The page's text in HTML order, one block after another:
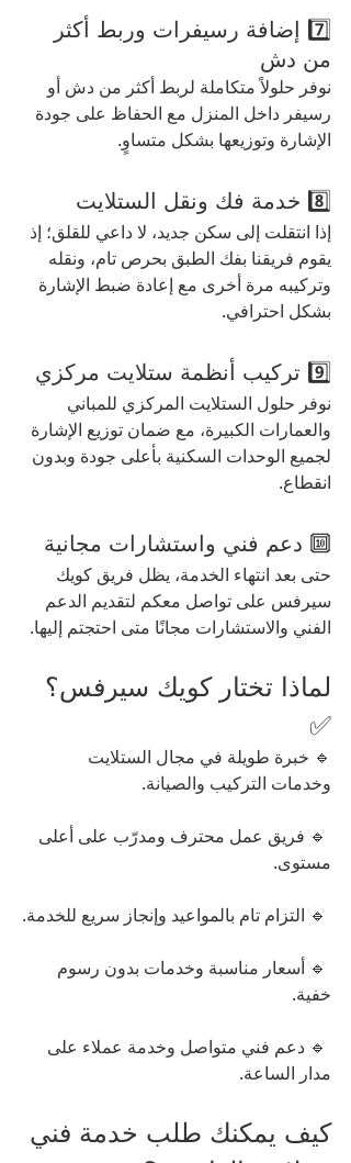
7️⃣ إضافة رسيفرات وربط أكثر
من دش
نوفر حلولاً متكاملة لربط أكثر من دش أو
رسيفر داخل المنزل مع الحفاظ على جودة
الإشارة وتوزيعها بشكل متساوٍ.
8️⃣ خدمة فك ونقل الستلايت
إذا انتقلت إلى سكن جديد، لا داعي للقلق؛ إذ
يقوم فريقنا بفك الطبق بحرص تام، ونقله
وتركيبه مرة أخرى مع إعادة ضبط الإشارة
بشكل احترافي.
9️⃣ تركيب أنظمة ستلايت مركزي
نوفر حلول الستلايت المركزي للمباني
والعمارات الكبيرة، مع ضمان توزيع الإشارة
لجميع الوحدات السكنية بأعلى جودة وبدون
انقطاع.
🔟 دعم فني واستشارات مجانية
حتى بعد انتهاء الخدمة، يظل فريق كويك
سيرفس على تواصل معكم لتقديم الدعم
الفني والاستشارات مجانًا متى احتجتم إليها.
لماذا تختار كويك سيرفس؟
✅
🔹 خبرة طويلة في مجال الستلايت
وخدمات التركيب والصيانة.
🔹 فريق عمل محترف ومدرّب على أعلى
مستوى.
🔹 أسعار مناسبة وخدمات بدون رسوم
خفية.
🔹 دعم فني متواصل وخدمة عملاء على
مدار الساعة.
كيف يمكنك طلب خدمة فني